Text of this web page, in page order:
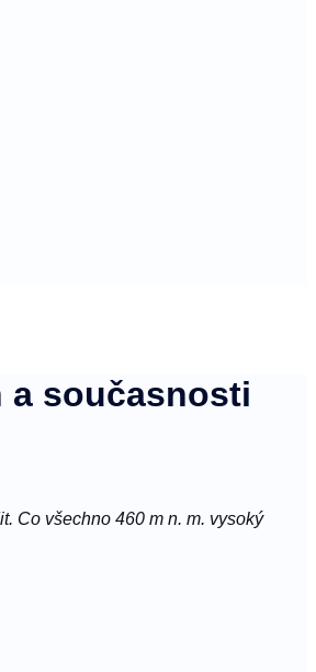
a současnosti
Co všechno 460 m n. m. vysoký